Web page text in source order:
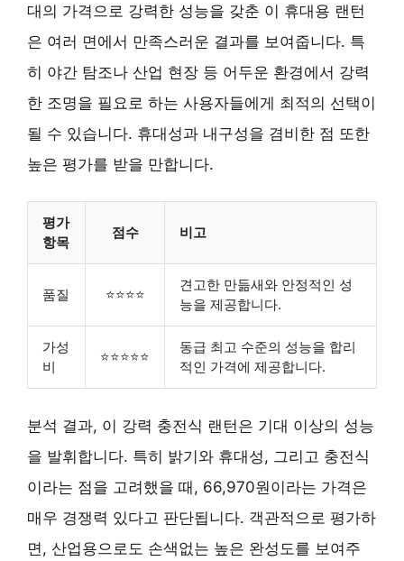
대의 가격으로 강력한 성능을 갖춘 이 휴대용 랜턴
은 여러 면에서 만족스러운 결과를 보여줍니다. 특
히 야간 탐조나 산업 현장 등 어두운 환경에서 강력
한 조명을 필요로 하는 사용자들에게 최적의 선택이
될 수 있습니다. 휴대성과 내구성을 겸비한 점 또한
높은 평가를 받을 만합니다.
평가
항목
점수 비고
품질 ⭐⭐⭐⭐
견고한 만듦새와 안정적인 성
능을 제공합니다.
가성
비
⭐⭐⭐⭐⭐
동급 최고 수준의 성능을 합리
적인 가격에 제공합니다.
분석 결과, 이 강력 충전식 랜턴은 기대 이상의 성능
을 발휘합니다. 특히 밝기와 휴대성, 그리고 충전식
이라는 점을 고려했을 때, 66,970원이라는 가격은
매우 경쟁력 있다고 판단됩니다. 객관적으로 평가하
면, 산업용으로도 손색없는 높은 완성도를 보여주